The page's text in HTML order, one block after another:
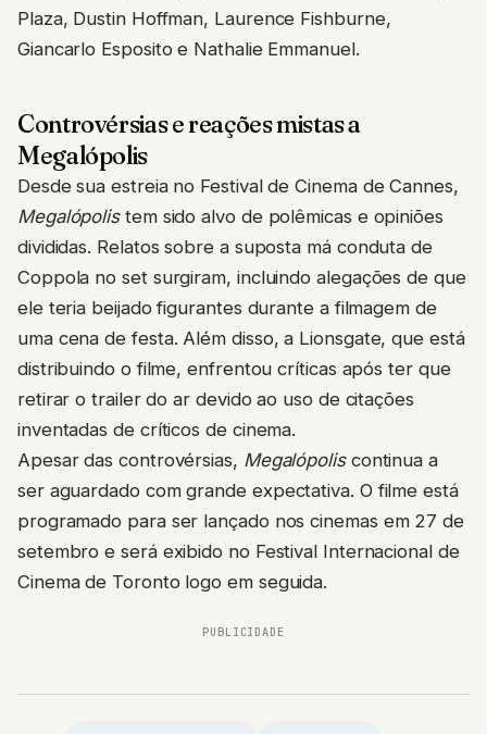
Plaza, Dustin Hoffman, Laurence Fishburne,
Giancarlo Esposito e Nathalie Emmanuel.
Controvérsias e reações mistas a
Megalópolis
Desde sua estreia no Festival de Cinema de Cannes,
Megalópolistem sido alvo de polêmicas e opiniões
divididas. Relatos sobre a suposta má conduta de
Coppola no set surgiram, incluindo alegações de que
ele teria beijado figurantes durante a filmagem de
uma cena de festa. Além disso, a Lionsgate, que está
distribuindo o filme, enfrentou críticas após ter que
retirar o trailer do ar devido ao uso de citações
inventadas de críticos de cinema.
Apesar das controvérsias, Megalópoliscontinua a
ser aguardado com grande expectativa. O filme está
programado para ser lançado nos cinemas em 27 de
setembro e será exibido no Festival Internacional de
Cinema de Toronto logo em seguida.
PUBLICIDADE